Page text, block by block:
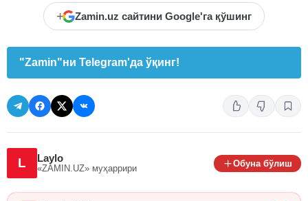
+ Zamin.uz сайтини Google'га қўшинг
"Zamin"ни Telegram'да ўқинг!
L Laylo
«ZAMIN.UZ» муҳаррири
Обуна бўлиш